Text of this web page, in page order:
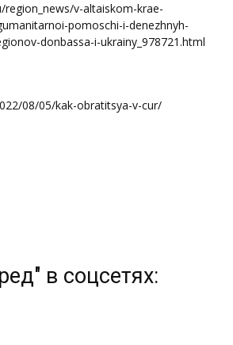
v-altaiskom-krae-
pomoschi-i-denezhnyh-
donbassa-i-ukrainy_978721.html
08/05/kak-obratitsya-v-cur/
в соцсетях: